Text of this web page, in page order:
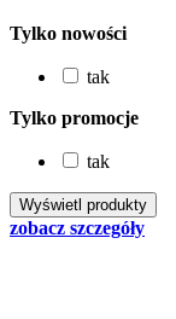
Tylko nowości
tak
Tylko promocje
tak
zobacz szczegóły